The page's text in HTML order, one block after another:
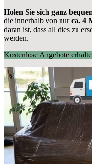
Holen Sie sich ganz
die innerhalb von nurca. 4
daran ist, dass all dies zu
werden.
Kostenlose Angebote